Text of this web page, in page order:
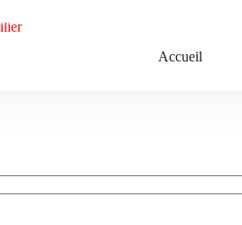
Accueil